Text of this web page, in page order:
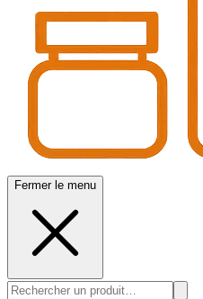
Fermer le menu